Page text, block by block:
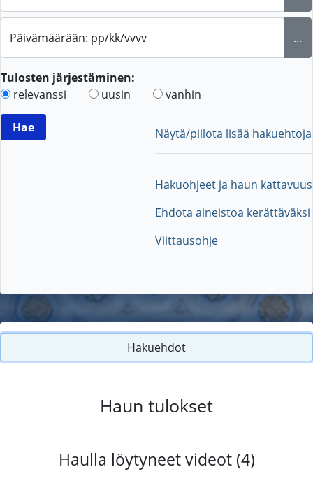
Päivämäärään: pp/kk/vvvv ...
Tulosten järjestäminen:
relevanssi
uusin vanhin
Näytä/piilota lisää hakuehtoja
Hakuohjeet ja haun kattavuus
Ehdota aineistoa kerättäväksi
Viittausohje
Hakuehdot
Haun tulokset
Haulla löytyneet videot (4)